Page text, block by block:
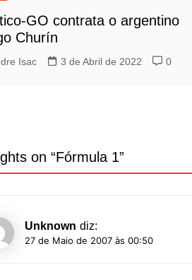
GO contrata o argentino
Churín
Isac 3 de Abril de 2022 0
on “Fórmula 1”
Unknown diz:
27 de Maio de 2007 às 00:50